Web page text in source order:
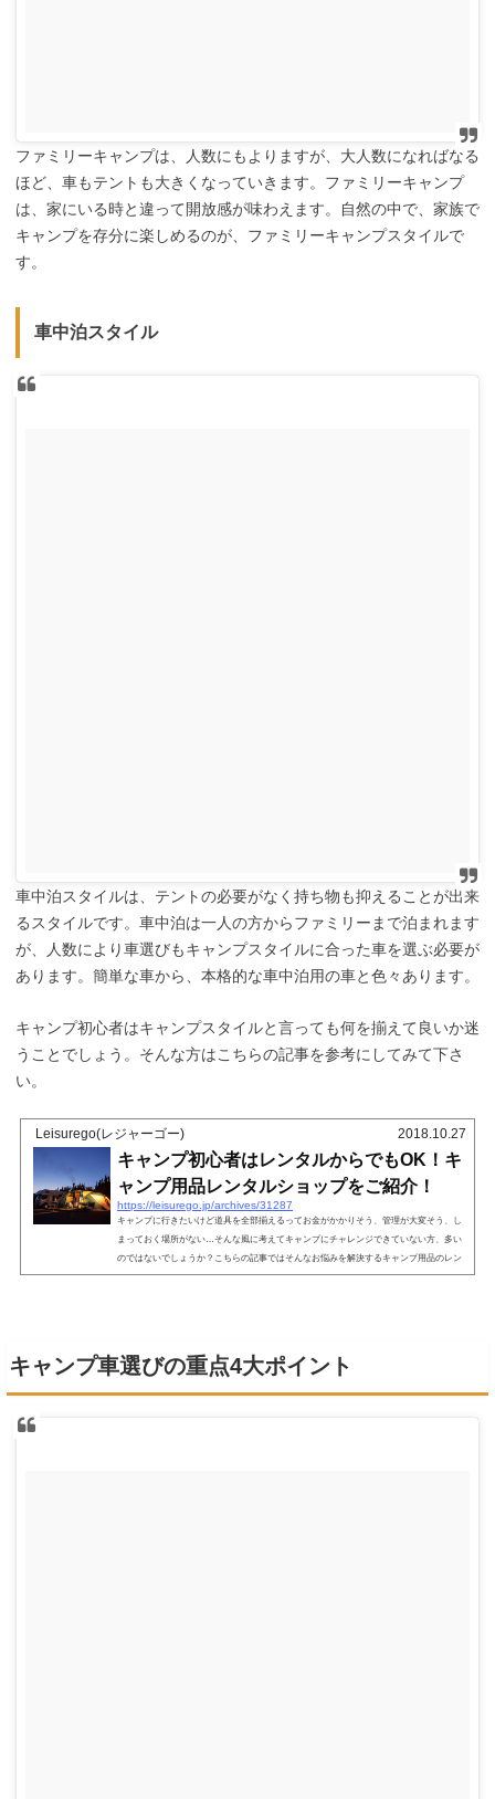
ファミリーキャンプは、人数にもよりますが、大人数になればなる
ほど、車もテントも大きくなっていきます。ファミリーキャンプ
は、家にいる時と違って開放感が味わえます。自然の中で、家族で
キャンプを存分に楽しめるのが、ファミリーキャンプスタイルで
す。
車中泊スタイル
車中泊スタイルは、テントの必要がなく持ち物も抑えることが出来
るスタイルです。車中泊は一人の方からファミリーまで泊まれます
が、人数により車選びもキャンプスタイルに合った車を選ぶ必要が
あります。簡単な車から、本格的な車中泊用の車と色々あります。
キャンプ初心者はキャンプスタイルと言っても何を揃えて良いか迷
うことでしょう。そんな方はこちらの記事を参考にしてみて下さ
い。
Leisurego(レジャーゴー) 2018.10.27
キャンプ初心者はレンタルからでもOK！キ
ャンプ用品レンタルショップをご紹介！
https://leisurego.jp/archives/31287
キャンプに行きたいけど道具を全部揃えるってお金がかかりそう、管理が大変そう、し
まっておく場所がない…そんな風に考えてキャンプにチャレンジできていない方、多い
のではないでしょうか？こちらの記事ではそんなお悩みを解決するキャンプ用品のレン
タルサイトとその利用方法について紹介してまいります。キャンプ用品のレンタルショ
キャンプ車選びの重点4大ポイント